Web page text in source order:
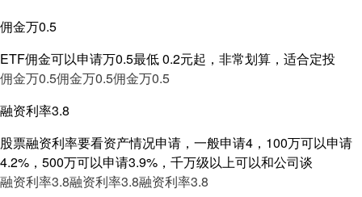
佣金万0.5
ETF佣金可以申请万0.5最低 0.2元起，非常划算，适合定投
佣金万0.5佣金万0.5佣金万0.5
融资利率3.8
股票融资利率要看资产情况申请，一般申请4，100万可以申请
4.2%，500万可以申请3.9%，千万级以上可以和公司谈
融资利率3.8融资利率3.8融资利率3.8